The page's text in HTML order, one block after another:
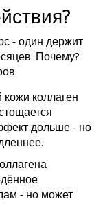
- один держит
Почему?
кожи коллаген
дольше - но
- но может